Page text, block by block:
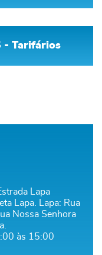
- Tarifários
Lapa
Lapa. Lapa: Rua
Nossa Senhora
às 15:00